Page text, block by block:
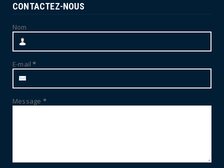
CONTACTEZ-NOUS
Nom
E-mail*
Message *